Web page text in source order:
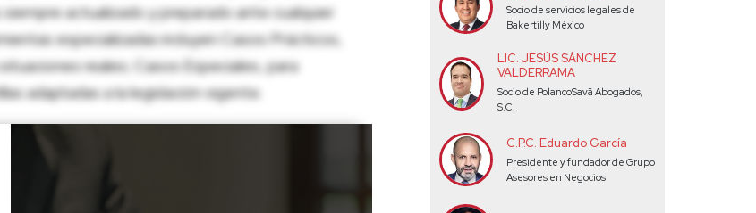
actualizado y preparado ante cualquier
especializadas incluyen Casos Prácticos,
reales; Casos Especiales, para
adaptadas a la legislación vigente.
Socio de servicios legales de
Bakertilly México
LIC. JESÚS SÁNCHEZ
VALDERRAMA
Socio de PolancoSavã Abogados,
S.C.
C.P.C. Eduardo García
Presidente y fundador de Grupo
Asesores en Negocios